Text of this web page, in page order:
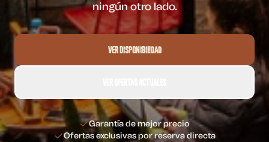
ningún otro lado.
Ver Disponibilidad
Garantía de mejor precio
Ofertas exclusivas por reserva directa